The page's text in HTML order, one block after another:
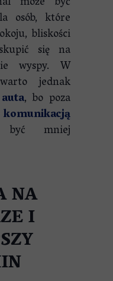
osób, które
bliskości
się na
wyspy. W
jednak
, bo poza
komunikacją
mniej
NA
I